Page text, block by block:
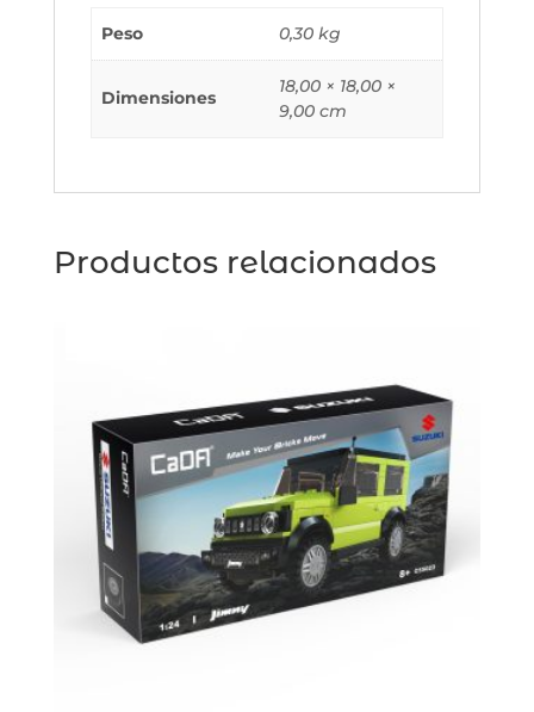
Peso 0,30 kg
Dimensiones
18,00 × 18,00 ×
9,00 cm
Productos relacionados